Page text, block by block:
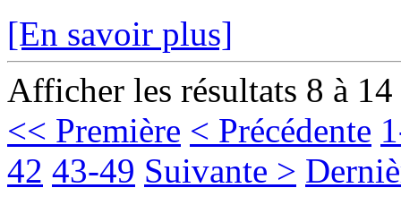
[En savoir plus]
Afficher les résultats 8 à
<< Première < Précédente
42 43-49 Suivante >